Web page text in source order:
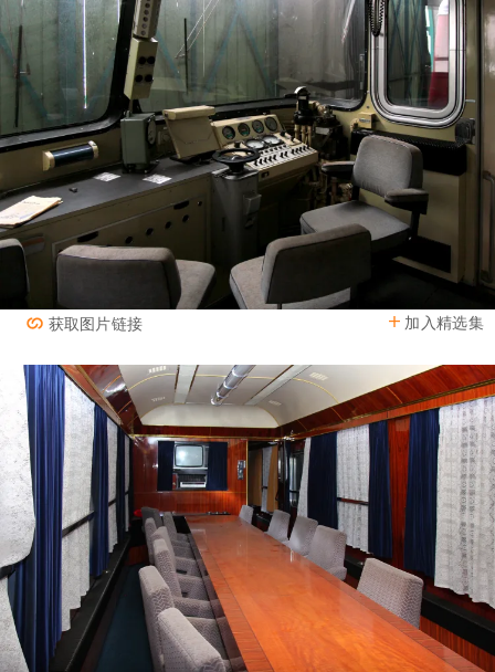
加入精选集
获取图片链接